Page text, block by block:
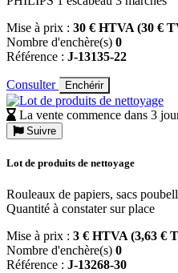
Mise à prix : 30 € HTVA (30 €
Nombre d'enchère(s) 0
Référence : J-13135-22
Consulter Enchérir
La vente commence dans 3
Suivre
Lot de produits de nettoyage
Rouleaux de papiers, sacs
Quantité à constater sur place
Mise à prix : 3 € HTVA (3,63 €
Nombre d'enchère(s) 0
Référence : J-13268-30